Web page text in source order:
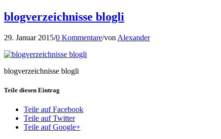
blogverzeichnisse blogli
29. Januar 2015/0 Kommentare/von Alexander
blogverzeichnisse blogli
Teile diesen Eintrag
Teile auf Facebook
Teile auf Twitter
Teile auf Google+